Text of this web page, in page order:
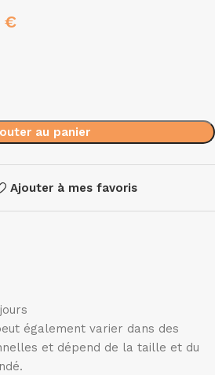
€
au panier
Ajouter à mes favoris
également varier dans des
et dépend de la taille et du